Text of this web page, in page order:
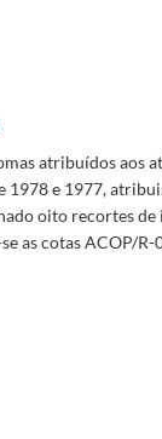
atribuídos aos
1978 e 1977,
oito recortes
as cotas ACOP/